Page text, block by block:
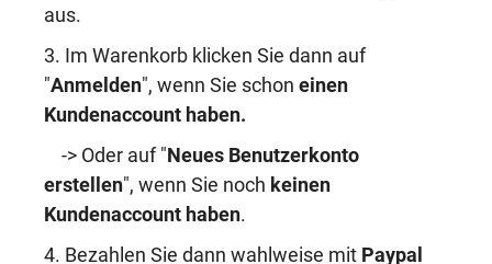
aus.
3. Im Warenkorb klicken Sie dann auf
"Anmelden", wenn Sie schon einen
Kundenaccount haben.
-> Oder auf " Neues Benutzerkonto
erstellen", wenn Sie noch keinen
Kundenaccount haben.
4. Bezahlen Sie dann wahlweise mit Paypal